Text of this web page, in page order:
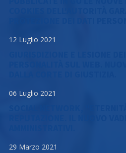
12 Luglio 2021
06 Luglio 2021
29 Marzo 2021